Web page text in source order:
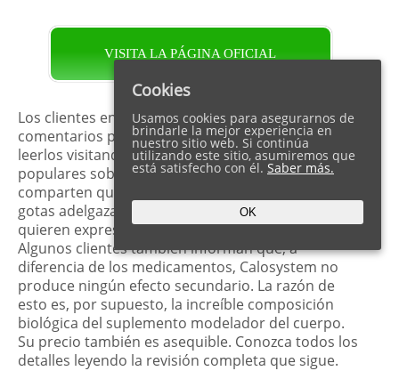
VISITA LA PÁGINA OFICIAL
Los clientes en Colombia escriben testimonios y
comentarios positivos de Calosystem. Puede
leerlos visitando algunos de los foros en línea más
populares sobre salud y belleza. Muchos clientes
comparten que ya han probado personalmente las
gotas adelgazantes orgánicas. Como resultado,
quieren expresar su satisfacción y actitud positiva.
Algunos clientes también informan que, a
diferencia de los medicamentos, Calosystem no
produce ningún efecto secundario. La razón de
esto es, por supuesto, la increíble composición
biológica del suplemento modelador del cuerpo.
Su precio también es asequible. Conozca todos los
detalles leyendo la revisión completa que sigue.
Cookies
Usamos cookies para asegurarnos de
brindarle la mejor experiencia en
nuestro sitio web. Si continúa
utilizando este sitio, asumiremos que
está satisfecho con él. Saber más.
OK